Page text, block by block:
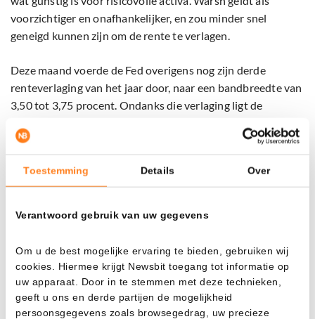
Toestemming Details Over
Verantwoord gebruik van uw gegevens
Om u de best mogelijke ervaring te bieden, gebruiken wij
cookies. Hiermee krijgt Newsbit toegang tot informatie op
uw apparaat. Door in te stemmen met deze technieken,
geeft u ons en derde partijen de mogelijkheid
persoonsgegevens zoals browsegedrag, uw precieze
voorzichtiger en onafhankelijker, en zou minder snel
geneigd kunnen zijn om de rente te verlagen.
Deze maand voerde de Fed overigens nog zijn derde
renteverlaging van het jaar door, naar een bandbreedte van
3,50 tot 3,75 procent. Ondanks die verlaging ligt de
waar het tarief momenteel op 2 procent staat.
Trump wil lagere rentes, koste wat het kost
De Amerikaanse president koppelde zijn voorkeur voor een
één voorwaarde: directe renteverlagingen. Trump ziet
lagere rentes als essentieel om de economische groei aan te
jagen en ook om de financieringslast van de enorme
staatsschuld te verlichten.